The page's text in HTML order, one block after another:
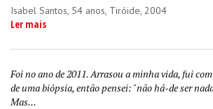
Isabel Santos, 54 anos, Tiróide, 2004
Ler mais
Foi no ano de 2011. Arrasou a minha vida, fui
de uma biópsia, então pensei: "não há-de ser
Mas...